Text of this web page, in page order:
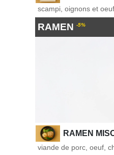
scampi, oignons et oeuf
RAMEN -5%
RAMEN
viande de porc, oeuf,